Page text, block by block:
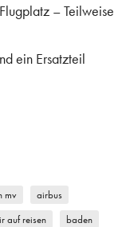
– Teilweise
ein Ersatzteil
mv
airbus
auf reisen
baden